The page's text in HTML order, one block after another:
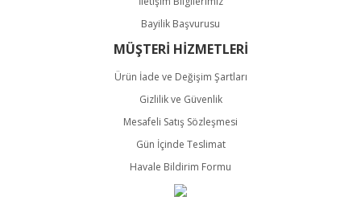
Bayilik Başvurusu
MÜŞTERİ HİZMETLERİ
Ürün İade ve Değişim Şartları
Gizlilik ve Güvenlik
Mesafeli Satış Sözleşmesi
Gün İçinde Teslimat
Havale Bildirim Formu